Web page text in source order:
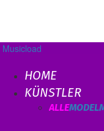
Musicload
HOME
KÜNSTLER
ALLEMODEL